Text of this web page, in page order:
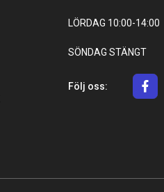
LÖRDAG 10:00-14:00
SÖNDAG STÄNGT
Följ oss: